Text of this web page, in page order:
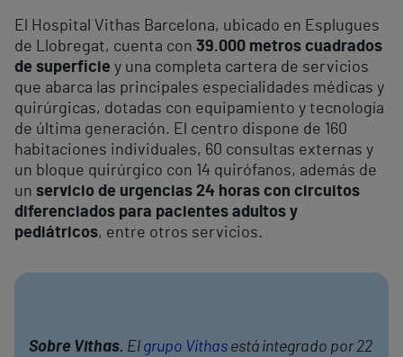
El Hospital Vithas Barcelona, ubicado en Esplugues
de Llobregat, cuenta con 39.000 metros cuadrados
de superficie y una completa cartera de servicios
que abarca las principales especialidades médicas y
quirúrgicas, dotadas con equipamiento y tecnología
de última generación. El centro dispone de 160
habitaciones individuales, 60 consultas externas y
un bloque quirúrgico con 14 quirófanos, además de
un servicio de urgencias 24 horas con circuitos
diferenciados para pacientes adultos y
pediátricos, entre otros servicios.
Sobre Vithas. El grupo Vithas está integrado por 22